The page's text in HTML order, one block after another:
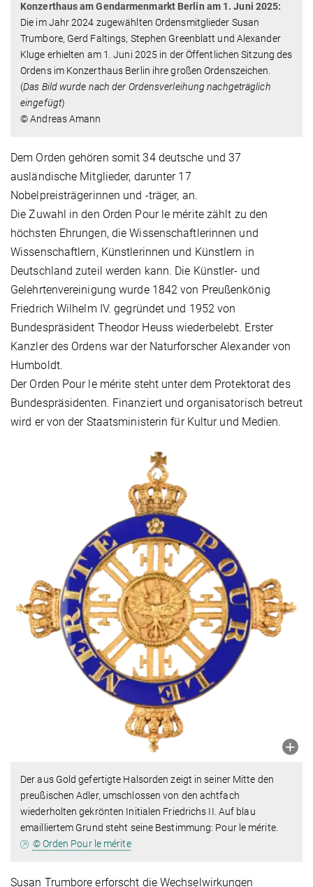
Konzerthaus am Gendarmenmarkt Berlin am 1. Juni 2025:
Die im Jahr 2024 zugewählten Ordensmitglieder Susan
Trumbore, Gerd Faltings, Stephen Greenblatt und Alexander
Kluge erhielten am 1. Juni 2025 in der Öffentlichen Sitzung des
Ordens im Konzerthaus Berlin ihre großen Ordenszeichen.
(Das Bild wurde nach der Ordensverleihung nachgeträglich
eingefügt)
© Andreas Amann
Dem Orden gehören somit 34 deutsche und 37
ausländische Mitglieder, darunter 17
Nobelpreisträgerinnen und -träger, an.
Die Zuwahl in den Orden Pour le mérite zählt zu den
höchsten Ehrungen, die Wissenschaftlerinnen und
Wissenschaftlern, Künstlerinnen und Künstlern in
Deutschland zuteil werden kann. Die Künstler- und
Gelehrtenvereinigung wurde 1842 von Preußenkönig
Friedrich Wilhelm IV. gegründet und 1952 von
Bundespräsident Theodor Heuss wiederbelebt. Erster
Kanzler des Ordens war der Naturforscher Alexander von
Humboldt.
Der Orden Pour le mérite steht unter dem Protektorat des
Bundespräsidenten. Finanziert und organisatorisch betreut
wird er von der Staatsministerin für Kultur und Medien.
Der aus Gold gefertigte Halsorden zeigt in seiner Mitte den
preußischen Adler, umschlossen von den achtfach
wiederholten gekrönten Initialen Friedrichs II. Auf blau
emailliertem Grund steht seine Bestimmung: Pour le mérite.
© Orden Pour le mérite
Susan Trumbore erforscht die Wechselwirkungen